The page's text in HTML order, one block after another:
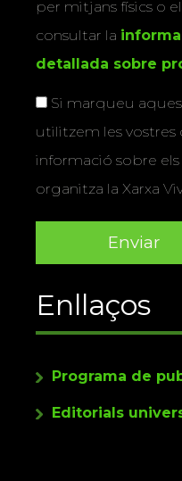
per mitjans físics o
consultar la
detallada sobre
Si marqueu
utilitzem les vostres
informació sobre
organitza la Xarxa
Enllaços
Programa de
Editorials